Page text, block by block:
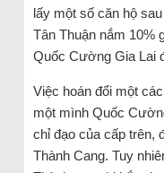
lấy một số căn hộ
Tân Thuận nắm 10%
Quốc Cường Gia Lai
Việc hoán đổi một
một mình Quốc
chỉ đạo của cấp trên,
Thành Cang. Tuy